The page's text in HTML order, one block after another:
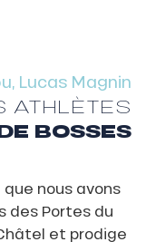
Lucas Magnin
ATHLÈTES
BOSSES
que nous avons
des Portes du
et prodige